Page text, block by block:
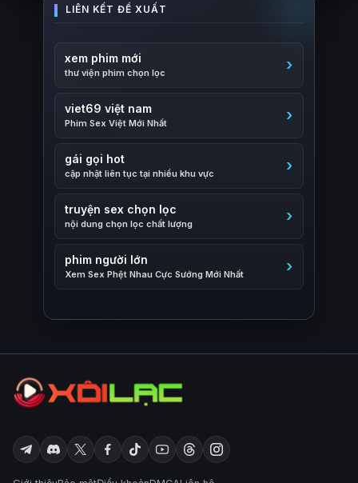
xem phim mới
thư viện phim chọn lọc
viet69 việt nam
Phim Sex Việt Mới Nhất
gái gọi hot
cập nhật liên tục tại nhiều khu vực
truyện sex chọn lọc
nội dung chọn lọc chất lượng
phim người lớn
Xem Sex Phệt Nhau Cực Sướng Mới Nhất